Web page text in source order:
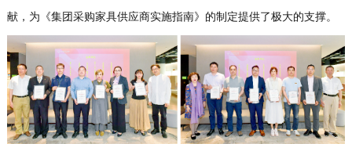
献，为《集团采购家具供应商实施指南》的制定提供了极大的支撑。